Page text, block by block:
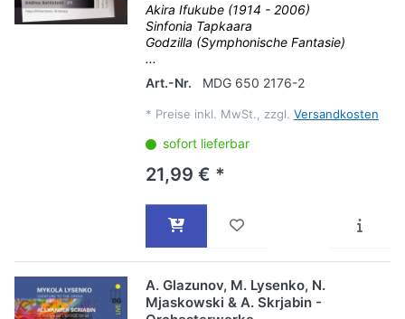
Akira Ifukube (1914 - 2006)
Sinfonia Tapkaara
Godzilla (Symphonische Fantasie)
...
Art.-Nr.
MDG 650 2176-2
* Preise inkl. MwSt., zzgl. Versandkosten
sofort lieferbar
21,99 € *
A. Glazunov, M. Lysenko, N.
Mjaskowski & A. Skrjabin -